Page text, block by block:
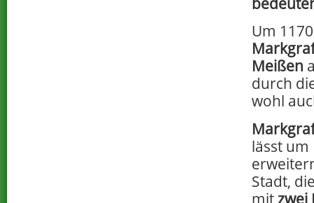
Um
Meißen
durch
wohl
lässt um
Stadt,
mitzwei